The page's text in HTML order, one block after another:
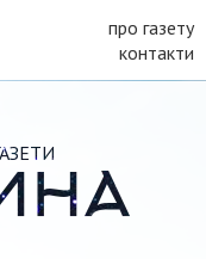
про газету
контакти